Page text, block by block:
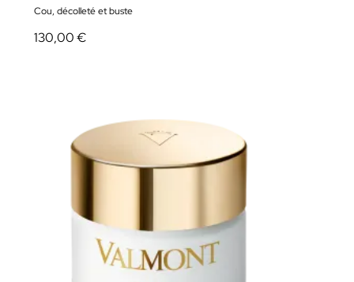
Cou, décolleté et buste
130,00 €